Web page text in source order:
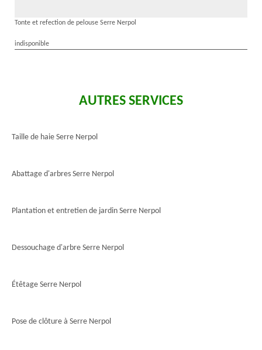
Tonte et refection de pelouse Serre Nerpol
indisponible
AUTRES SERVICES
Taille de haie Serre Nerpol
Abattage d'arbres Serre Nerpol
Plantation et entretien de jardin Serre Nerpol
Dessouchage d'arbre Serre Nerpol
Étêtage Serre Nerpol
Pose de clôture à Serre Nerpol